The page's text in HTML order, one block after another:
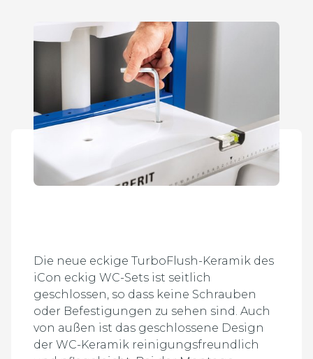
Die neue eckige TurboFlush-Keramik des
iCon eckig WC-Sets ist seitlich
geschlossen, so dass keine Schrauben
oder Befestigungen zu sehen sind. Auch
von außen ist das geschlossene Design
der WC-Keramik reinigungsfreundlich